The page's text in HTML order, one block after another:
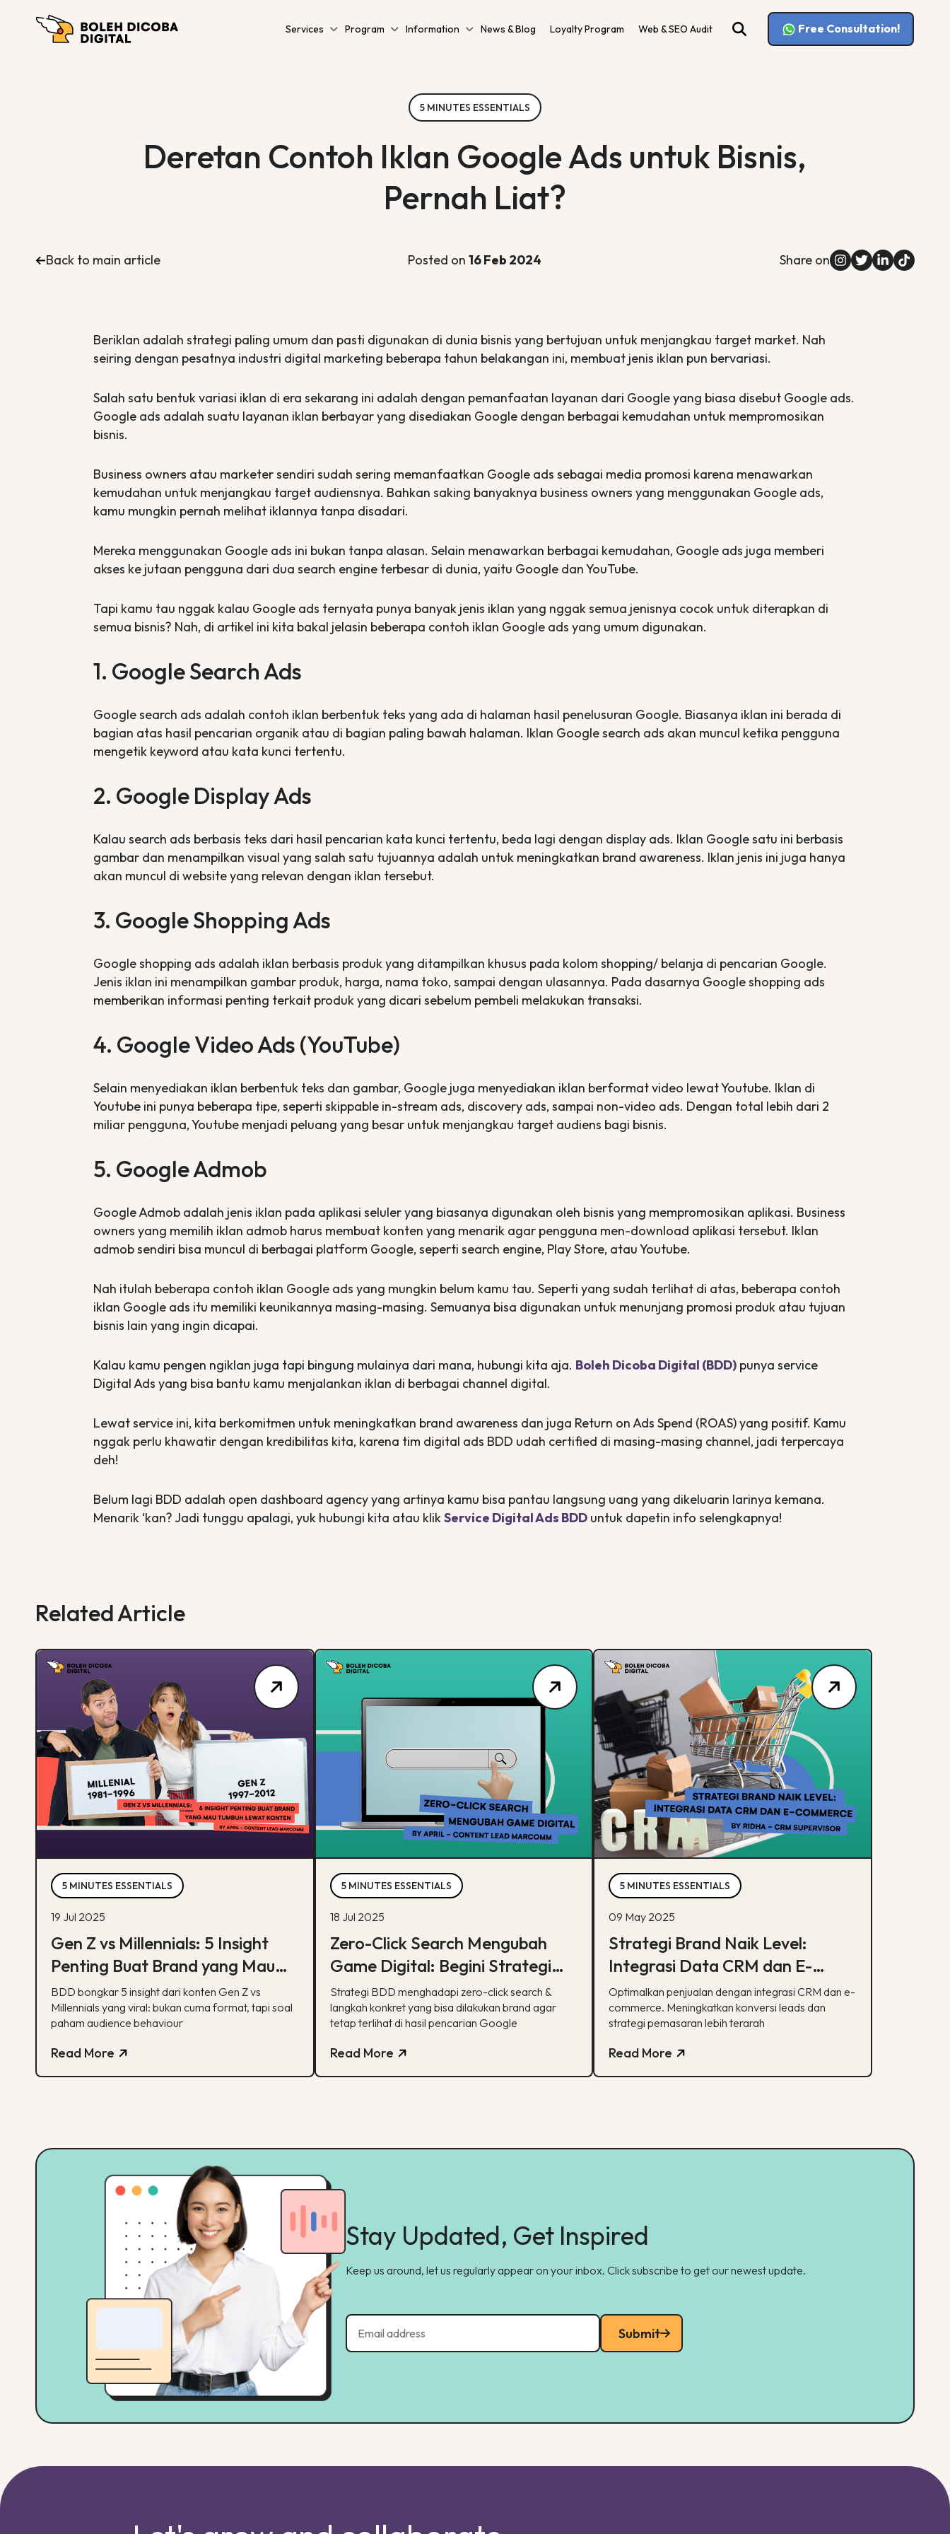
Services Program Information News & Blog Loyalty Program Web & SEO Audit Free Consultation!
5 MINUTES ESSENTIALS
Deretan Contoh Iklan Google Ads untuk Bisnis,
Pernah Liat?
Back to main article Posted on16 Feb 2024 Share on
Beriklan adalah strategi paling umum dan pasti digunakan di dunia bisnis yang bertujuan untuk menjangkau target market. Nah
seiring dengan pesatnya industri digital marketing beberapa tahun belakangan ini, membuat jenis iklan pun bervariasi.
Salah satu bentuk variasi iklan di era sekarang ini adalah dengan pemanfaatan layanan dari Google yang biasa disebut Google ads.
Google ads adalah suatu layanan iklan berbayar yang disediakan Google dengan berbagai kemudahan untuk mempromosikan
bisnis.
Business owners atau marketersendiri sudah sering memanfaatkan Google ads sebagai media promosi karena menawarkan
kemudahan untuk menjangkau target audiensnya. Bahkan saking banyaknya business owners yang menggunakan Google ads,
kamu mungkin pernah melihat iklannya tanpa disadari.
Mereka menggunakan Google ads ini bukan tanpa alasan. Selain menawarkan berbagai kemudahan, Google ads juga memberi
akses ke jutaan pengguna dari dua search engine terbesar di dunia, yaitu Google dan YouTube.
Tapi kamu tau nggak kalau Google ads ternyata punya banyak jenis iklan yang nggak semua jenisnya cocok untuk diterapkan di
semua bisnis? Nah, di artikel ini kita bakal jelasin beberapa contoh iklan Google ads yang umum digunakan.
1. Google Search Ads
Googlesearch ads adalah contoh iklan berbentuk teks yang ada di halaman hasil penelusuran Google. Biasanya iklan ini berada di
bagian atas hasil pencarian organik atau di bagian paling bawah halaman. Iklan Googlesearch ads akan muncul ketika pengguna
mengetik keyword atau kata kunci tertentu.
2. Google Display Ads
Kalau search ads berbasis teks dari hasil pencarian kata kunci tertentu, beda lagi dengan display ads. Iklan Google satu ini berbasis
gambar dan menampilkan visual yang salah satu tujuannya adalah untuk meningkatkan brand awareness. Iklan jenis ini juga hanya
akan muncul di websiteyang relevan dengan iklan tersebut.
3. Google Shopping Ads
Googleshopping ads adalah iklan berbasis produk yang ditampilkan khusus pada kolom shopping/ belanja di pencarian Google.
Jenis iklan ini menampilkan gambar produk, harga, nama toko, sampai dengan ulasannya. Pada dasarnya Googleshopping ads
memberikan informasi penting terkait produk yang dicari sebelum pembeli melakukan transaksi.
4. Google Video Ads (YouTube)
Selain menyediakan iklan berbentuk teks dan gambar, Google juga menyediakan iklan berformat video lewat Youtube. Iklan di
Youtube ini punya beberapa tipe, seperti skippable in-stream ads, discovery ads, sampai non-video ads. Dengan total lebih dari 2
miliar pengguna, Youtube menjadi peluang yang besar untuk menjangkau target audiens bagi bisnis.
5. Google Admob
Google Admob adalah jenis iklan pada aplikasi seluler yang biasanya digunakan oleh bisnis yang mempromosikan aplikasi. Business
owners yang memilih iklan admob harus membuat konten yang menarik agar pengguna men-download aplikasi tersebut. Iklan
admob sendiri bisa muncul di berbagai platform Google, seperti search engine, Play Store, atau Youtube.
Nah itulah beberapa contoh iklan Google ads yang mungkin belum kamu tau. Seperti yang sudah terlihat di atas, beberapa contoh
iklan Google ads itu memiliki keunikannya masing-masing. Semuanya bisa digunakan untuk menunjang promosi produk atau tujuan
bisnis lain yang ingin dicapai.
Kalau kamu pengen ngiklan juga tapi bingung mulainya dari mana, hubungi kita aja. Boleh Dicoba Digital (BDD) punya service
Digital Ads yang bisa bantu kamu menjalankan iklan di berbagai channel digital.
Lewatservice ini, kita berkomitmen untuk meningkatkan brand awareness dan juga Return on Ads Spend (ROAS) yang positif. Kamu
nggak perlu khawatir dengan kredibilitas kita, karena tim digital ads BDD udah certified di masing-masing channel, jadi terpercaya
deh!
Belum lagi BDD adalah open dashboard agencyyang artinya kamu bisa pantau langsung uang yang dikeluarin larinya kemana.
Menarik ‘kan? Jadi tunggu apalagi, yuk hubungi kita atau klikService Digital Ads BDD untuk dapetin info selengkapnya!
Related Article
5 MINUTES ESSENTIALS
19 Jul 2025
Gen Z vs Millennials: 5 Insight
Penting Buat Brand yang Mau
Tumbuh Lewat Konten
BDD bongkar 5 insight dari konten Gen Z vs
Millennials yang viral: bukan cuma format, tapi soal
paham audience behaviour
Read More
5 MINUTES ESSENTIALS
18 Jul 2025
Zero-Click Search Mengubah
Game Digital: Begini Strategi
BDD & Apa yang Bisa Dilakukan
Brand
Strategi BDD menghadapi zero-click search &
langkah konkret yang bisa dilakukan brand agar
tetap terlihat di hasil pencarian Google
Read More
5 MINUTES ESSENTIALS
09 May 2025
Strategi Brand Naik Level:
Integrasi Data CRM dan E-
commerce
Optimalkan penjualan dengan integrasi CRM dan e-
commerce. Meningkatkan konversi leads dan
strategi pemasaran lebih terarah
Read More
Stay Updated, Get Inspired
Keep us around, let us regularly appear on your inbox. Click subscribe to get our newest update.
Submit